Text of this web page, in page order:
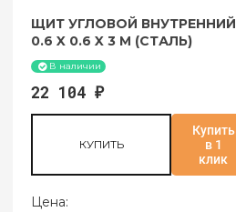
ЩИТ УГЛОВОЙ ВНУТРЕННИЙ
0.6 X 0.6 X 3 М (СТАЛЬ)
В наличии
22 104 ₽
КУПИТЬ
Купить
в 1
клик
Цена: